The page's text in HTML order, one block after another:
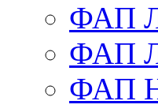
ФАП
ФАП
ФАП